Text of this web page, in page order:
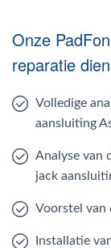
Onze
reparatie
Volledige
aansluiting
Analyse van
jack
Voorstel van
Installatie